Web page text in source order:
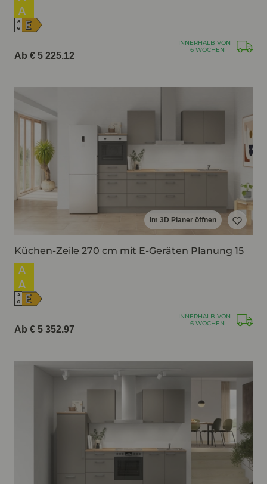
A
A
↑G E
Ab € 5 225.12
INNERHALB VON
6 WOCHEN
Im 3D Planer öffnen
Küchen-Zeile 270 cm mit E-Geräten Planung 15
A
A
A
↑G E
Ab € 5 352.97
INNERHALB VON
6 WOCHEN